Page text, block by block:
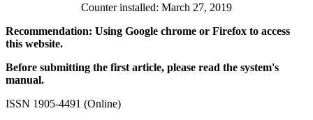
Counter installed: March 27, 2019
Recommendation: Using Google chrome or Firefox to access
this website.
Before submitting the first article, please read the system's
manual.
ISSN 1905-4491 (Online)